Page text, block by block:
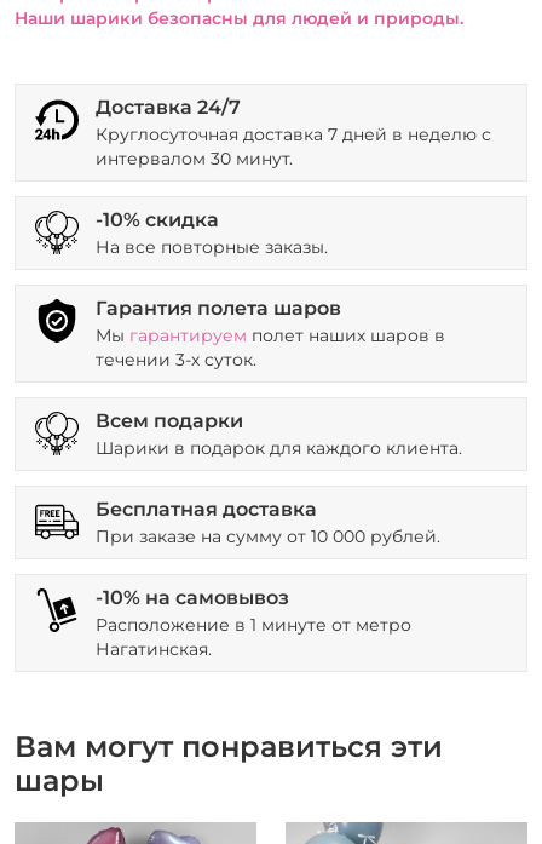
Наши шарики безопасны для людей и природы.
Доставка 24/7
Круглосуточная доставка 7 дней в неделю с
интервалом 30 минут.
-10% скидка
На все повторные заказы.
Гарантия полета шаров
Мы гарантируем полет наших шаров в
течении 3-х суток.
Всем подарки
Шарики в подарок для каждого клиента.
Бесплатная доставка
При заказе на сумму от 10 000 рублей.
-10% на самовывоз
Расположение в 1 минуте от метро
Нагатинская.
Вам могут понравиться эти
шары